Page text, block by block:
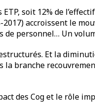
soit 12% de
accroissent le
de personnel… Un
Et la
branche
des Cog et le rôle